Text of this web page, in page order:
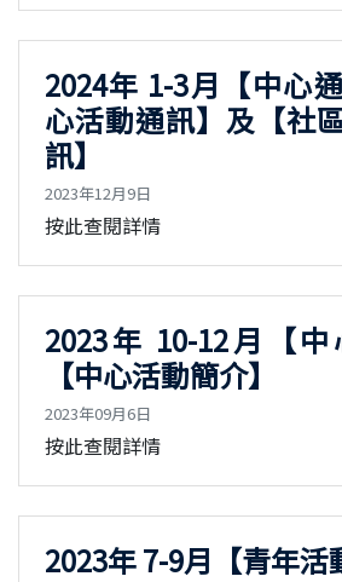
2024年 1-3月【中心
心活動通訊】及【社
訊】
2023年12月9日
按此查閱詳情
2023年 10-12月【
【中心活動簡介】
2023年09月6日
按此查閱詳情
2023年 7-9月【青年活